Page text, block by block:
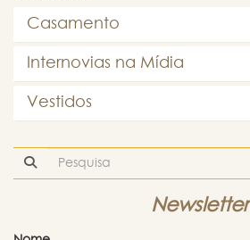
Casamento
Internovias na Mídia
Vestidos
Newsletter